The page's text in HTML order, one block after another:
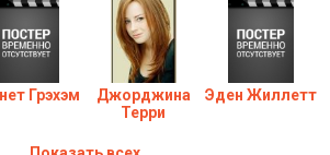
Грэхэм
Джорджина
Терри
Эден Жиллетт